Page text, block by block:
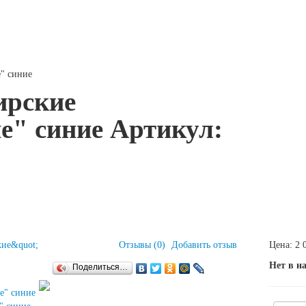
синие
синие Артикул:
Отзывы (0) Добавить отзыв
Поделиться…
Цена: 2
Нет в